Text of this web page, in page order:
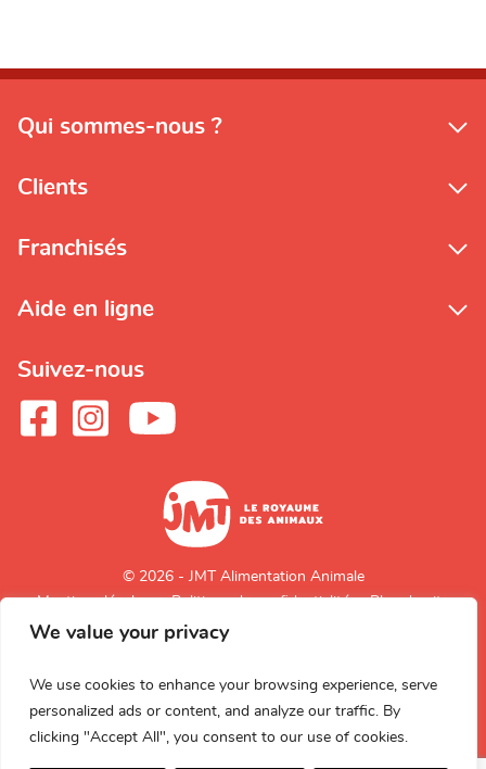
We value your privacy
We use cookies to enhance your browsing experience, serve
personalized ads or content, and analyze our traffic. By
clicking "Accept All", you consent to our use of cookies.
Qui sommes-nous ?
Clients
Franchisés
Aide en ligne
Suivez-nous
© 2026 - JMT Alimentation Animale
Mentions légales
Politique de confidentialité Plan du site